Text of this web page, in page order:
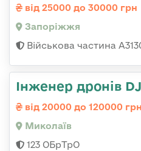
від 25000 до 30000 грн
Запоріжжя
Військова частина
Інженер дронів
від 20000 до 120000 грн
Миколаїв
123 ОБрТрО